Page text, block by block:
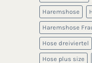
Haremshose
Haremshose
Hose dreiviertel
Hose plus size